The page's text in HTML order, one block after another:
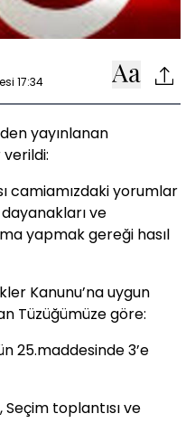
17:34
yayınlanan
camiamızdaki yorumlar
ve
yapmak gereği hasıl
Kanunu’na uygun
Tüzüğümüze göre:
25.maddesinde 3’e
Seçim toplantısı ve